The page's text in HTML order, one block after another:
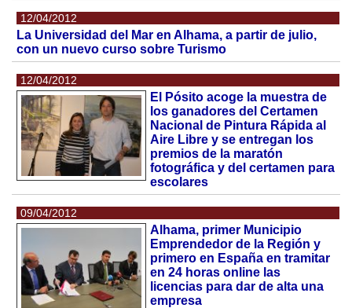
12/04/2012
La Universidad del Mar en Alhama, a partir de julio,
con un nuevo curso sobre Turismo
12/04/2012
El Pósito acoge la muestra de
los ganadores del Certamen
Nacional de Pintura Rápida al
Aire Libre y se entregan los
premios de la maratón
fotográfica y del certamen para
escolares
09/04/2012
Alhama, primer Municipio
Emprendedor de la Región y
primero en España en tramitar
en 24 horas online las
licencias para dar de alta una
empresa